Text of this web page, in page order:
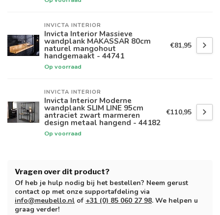
INVICTA INTERIOR
Invicta Interior Massieve
wandplank MAKASSAR 80cm
naturel mangohout
handgemaakt - 44741
Op voorraad
€81,95
INVICTA INTERIOR
Invicta Interior Moderne
wandplank SLIM LINE 95cm
antraciet zwart marmeren
design metaal hangend - 44182
Op voorraad
€110,95
Vragen over dit product?
Of heb je hulp nodig bij het bestellen? Neem gerust
contact op met onze supportafdeling via
info@meubello.nl of +31 (0) 85 060 27 98. We helpen u
graag verder!